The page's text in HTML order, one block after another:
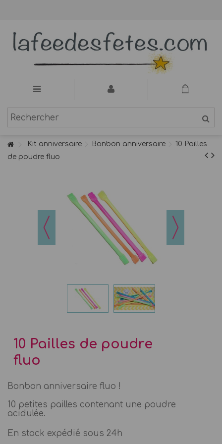
Kit anniversaire Bonbon anniversaire
10 Pailles
de poudre fluo
10 Pailles de poudre
fluo
Bonbon anniversaire fluo !
10 petites pailles contenant une poudre
acidulée.
En stock expédié sous 24h